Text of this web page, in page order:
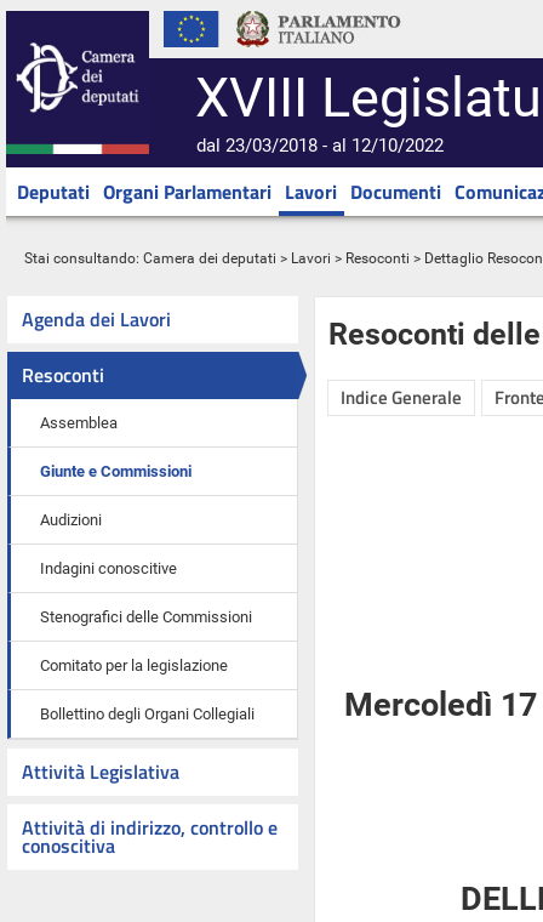
XVIII
dal 23/03/2018 - al 12/10/2022
Deputati Organi Parlamentari Lavori Documenti
Stai consultando: Camera dei deputati > Lavori > Resoconti > Dettaglio
Agenda dei Lavori
Resoconti
Assemblea
Giunte e Commissioni
Audizioni
Indagini conoscitive
Stenografici delle Commissioni
Comitato per la legislazione
Bollettino degli Organi Collegiali
Attività Legislativa
Attività di indirizzo, controllo e
conoscitiva
Resoconti
Indice Generale
Mercoledì